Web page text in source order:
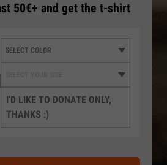
50€+ and get the t-shirt
I'D LIKE TO DONATE ONLY,
THANKS :)